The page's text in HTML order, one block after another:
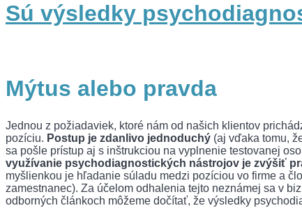
Sú výsledky
Mýtus alebo pravda
Jednou z požiadaviek, ktoré nám od našich klientov
pozíciu. Postup je zdanlivo jednoduchý (aj vďaka tomu,
sa pošle prístup aj s inštrukciou na vyplnenie testovanej
využívanie psychodiagnostických nástrojov je zvýšiť
myšlienkou je hľadanie súladu medzi pozíciou vo firme a
zamestnanec). Za účelom odhalenia tejto neznámej sa v
odborných článkoch môžeme dočítať, že výsledky